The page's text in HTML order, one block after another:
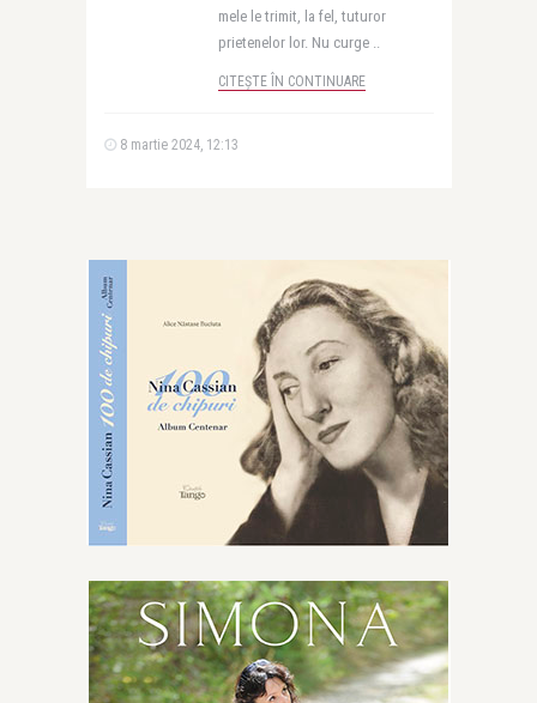
mele le trimit, la fel, tuturor
prietenelor lor. Nu curge ..
CITEȘTE ÎN CONTINUARE
8 martie 2024, 12:13